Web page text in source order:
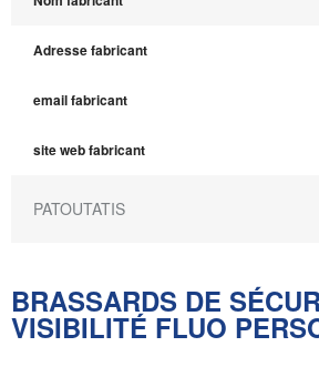
Adresse fabricant
email fabricant
site web fabricant
PATOUTATIS
BRASSARDS DE
VISIBILITÉ FLUO